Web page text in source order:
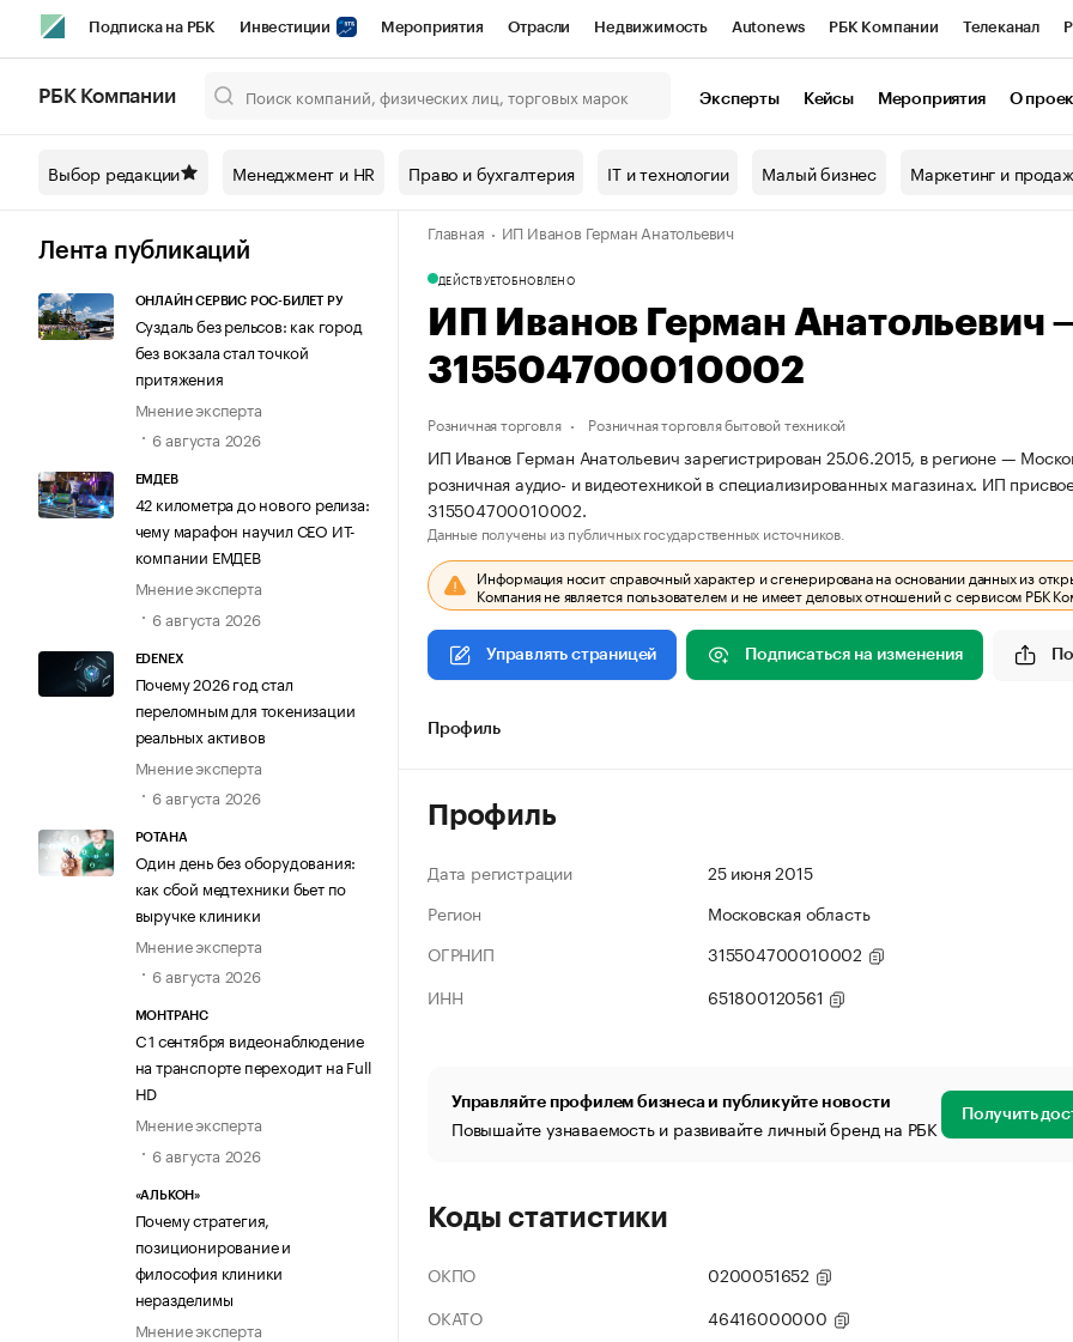
Подписка на РБК Инвестиции Мероприятия Отрасли Недвижимость Autonews РБК Компании Телеканал
Спецпроекты СПб Конференции СПб Спецпроекты Проверка контрагентов
Технологии и медиа Рынок наличной валюты
РБК Компании Эксперты Кейсы Мероприятия О
Выбор редакции Менеджмент и HR Право и бухгалтерия IT и технологии Малый бизнес Маркетинг и
Лента публикаций
ОНЛАЙН СЕРВИС РОС-БИЛЕТ РУ
Суздаль без рельсов: как город
без вокзала стал точкой
притяжения
Мнение эксперта
6 августа 2026
ЕМДЕВ
42 километра до нового релиза:
чему марафон научил СЕО ИТ-
компании ЕМДЕВ
Мнение эксперта
6 августа 2026
EDENEX
Почему 2026 год стал
переломным для токенизации
реальных активов
Мнение эксперта
6 августа 2026
РОТАНА
Один день без оборудования:
как сбой медтехники бьет по
выручке клиники
Мнение эксперта
6 августа 2026
МОНТРАНС
С 1 сентября видеонаблюдение
на транспорте переходит на Full
HD
Мнение эксперта
6 августа 2026
«АЛЬКОН»
Почему стратегия,
позиционирование и
философия клиники
неразделимы
Мнение эксперта
Главная ИП Иванов Герман Анатольевич
ДЕЙСТВУЕТОБНОВЛЕНО
ИП Иванов Герман
315504700010002
Розничная торговля Розничная торговля бытовой техникой
ИП Иванов Герман Анатольевич зарегистрирован 25.06.2015, в регионе —
розничная аудио- и видеотехникой в специализированных магазинах. ИП
315504700010002.
Данные получены из публичных государственных источников.
Информация носит справочный характер и сгенерирована на основании данных из
Компания не является пользователем и не имеет деловых отношений с сервисом РБК
Управлять страницей Подписаться на изменения
Профиль
Профиль
Дата регистрации
25 июня 2015
Регион
Московская область
ОГРНИП
315504700010002
ИНН
651800120561
Управляйте профилем бизнеса и публикуйте новости
Повышайте узнаваемость и развивайте личный бренд на РБК Получить
Коды статистики
ОКПО
0200051652
ОКАТО
46416000000